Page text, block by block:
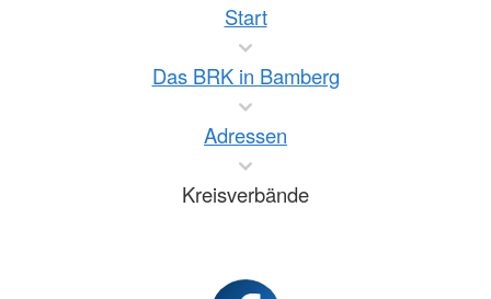
Start
Das BRK in Bamberg
Adressen
Kreisverbände